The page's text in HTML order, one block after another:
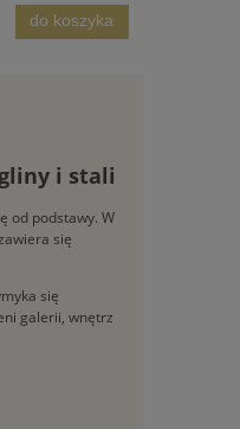
do koszyka
gliny i stali
od podstawy. W
się
się
galerii, wnętrz